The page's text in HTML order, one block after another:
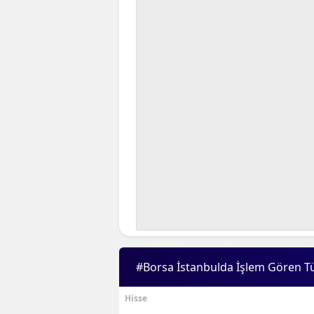
#Borsa İstanbulda İşlem Gören
Hisse